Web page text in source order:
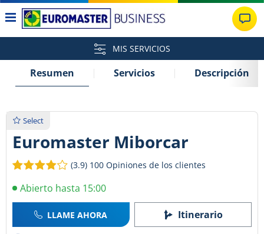
MIS SERVICIOS
Resumen Servicios Descripción
Select
Euromaster Miborcar
(3.9) 100 Opiniones de los clientes
Abierto hasta 15:00
LLAME AHORA Itinerario